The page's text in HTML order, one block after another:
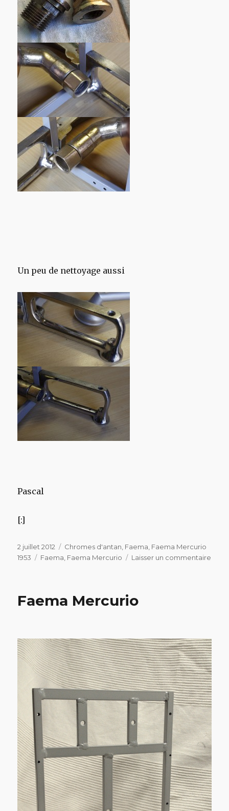
Un peu de nettoyage aussi
Pascal
[:]
Publié
le
2 juillet 2012 Catégories
Chromes d'antan Faema Faema Mercurio
1953
Étiquettes
Faema Faema Mercurio Laisser un commentaire
Faema Mercurio